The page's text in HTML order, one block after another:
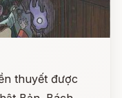
thuyết được